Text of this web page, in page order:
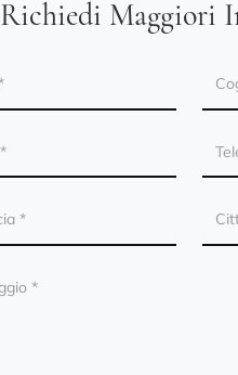
Richiedi Maggiori